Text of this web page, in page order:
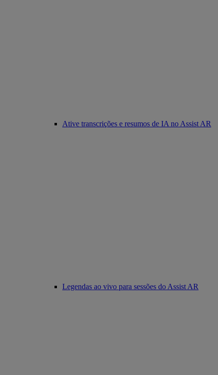
Ative transcrições e resumos de IA no Assist AR
Legendas ao vivo para sessões do Assist AR